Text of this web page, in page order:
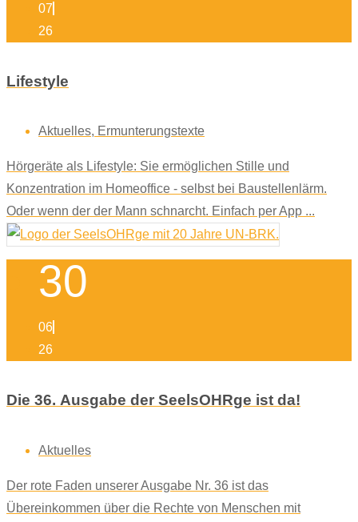
07
26
Lifestyle
Aktuelles, Ermunterungstexte
Hörgeräte als Lifestyle: Sie ermöglichen Stille und
Konzentration im Homeoffice - selbst bei Baustellenlärm.
Oder wenn der der Mann schnarcht. Einfach per App ...
30
06
26
Die 36. Ausgabe der SeelsOHRge ist da!
Aktuelles
Der rote Faden unserer Ausgabe Nr. 36 ist das
Übereinkommen über die Rechte von Menschen mit